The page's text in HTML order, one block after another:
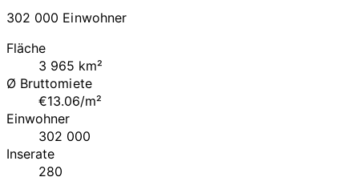
302 000 Einwohner
Fläche
3 965 km²
Ø Bruttomiete
€13.06/m²
Einwohner
302 000
Inserate
280